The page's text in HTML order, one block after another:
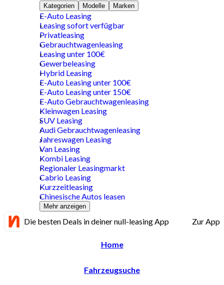
Kategorien Modelle Marken
E-Auto Leasing
Leasing sofort verfügbar
Privatleasing
Gebrauchtwagenleasing
Leasing unter 100€
Gewerbeleasing
Hybrid Leasing
E-Auto Leasing unter 100€
E-Auto Leasing unter 150€
E-Auto Gebrauchtwagenleasing
Kleinwagen Leasing
SUV Leasing
Audi Gebrauchtwagenleasing
Jahreswagen Leasing
Van Leasing
Kombi Leasing
Regionaler Leasingmarkt
Cabrio Leasing
Kurzzeitleasing
Chinesische Autos leasen
Mehr anzeigen
Die besten Deals in deiner null-leasing App Zur App
Home
Fahrzeugsuche